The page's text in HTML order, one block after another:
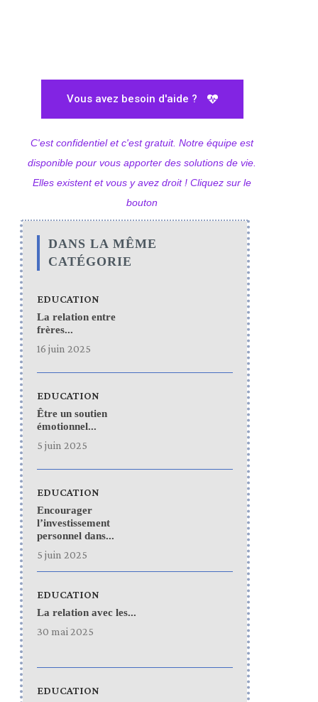
Vous avez besoin d'aide ?
C'est confidentiel et c'est gratuit. Notre équipe est
disponible pour vous apporter des solutions de vie.
Elles existent et vous y avez droit ! Cliquez sur le
bouton
DANS LA MÊME
CATÉGORIE
EDUCATION
La relation entre
frères...
16 juin 2025
EDUCATION
Être un soutien
émotionnel...
5 juin 2025
EDUCATION
Encourager
l’investissement
personnel dans...
5 juin 2025
EDUCATION
La relation avec les...
30 mai 2025
EDUCATION